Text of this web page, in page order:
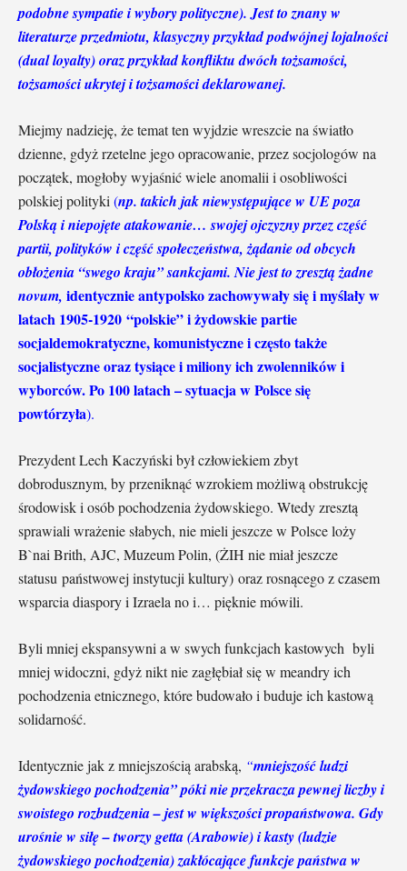
podobne sympatie i wybory polityczne). Jest to znany w
literaturze przedmiotu, klasyczny przykład podwójnej lojalności
(dual loyalty) oraz przykład konfliktu dwóch tożsamości,
tożsamości ukrytej i tożsamości deklarowanej.
Miejmy nadzieję, że temat ten wyjdzie wreszcie na światło
dzienne, gdyż rzetelne jego opracowanie, przez socjologów na
początek, mogłoby wyjaśnić wiele anomalii i osobliwości
polskiej polityki (np. takich jak niewystępujące w UE poza
Polską i niepojęte atakowanie… swojej ojczyzny przez część
partii, polityków i część społeczeństwa, żądanie od obcych
obłożenia “swego kraju” sankcjami. Nie jest to zresztą żadne
novum, identycznie antypolsko zachowywały się i myślały w
latach 1905-1920 “polskie” i żydowskie partie
socjaldemokratyczne, komunistyczne i często także
socjalistyczne oraz tysiące i miliony ich zwolenników i
wyborców. Po 100 latach – sytuacja w Polsce się
powtórzyła).
Prezydent Lech Kaczyński był człowiekiem zbyt
dobrodusznym, by przeniknąć wzrokiem możliwą obstrukcję
środowisk i osób pochodzenia żydowskiego. Wtedy zresztą
sprawiali wrażenie słabych, nie mieli jeszcze w Polsce loży
B`nai Brith, AJC, Muzeum Polin, (ŻIH nie miał jeszcze
statusu państwowej instytucji kultury) oraz rosnącego z czasem
wsparcia diaspory i Izraela no i… pięknie mówili.
Byli mniej ekspansywni a w swych funkcjach kastowych byli
mniej widoczni, gdyż nikt nie zagłębiał się w meandry ich
pochodzenia etnicznego, które budowało i buduje ich kastową
solidarność.
Identycznie jak z mniejszością arabską, “mniejszość ludzi
żydowskiego pochodzenia” póki nie przekracza pewnej liczby i
swoistego rozbudzenia – jest w większości propaństwowa. Gdy
urośnie w siłę – tworzy getta (Arabowie) i kasty (ludzie
żydowskiego pochodzenia) zakłócające funkcje państwa w